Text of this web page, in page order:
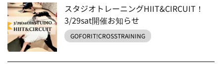
スタジオトレーニングHIIT&CIRCUIT！
3/29sat開催お知らせ
GOFORIT!CROSSTRAINING